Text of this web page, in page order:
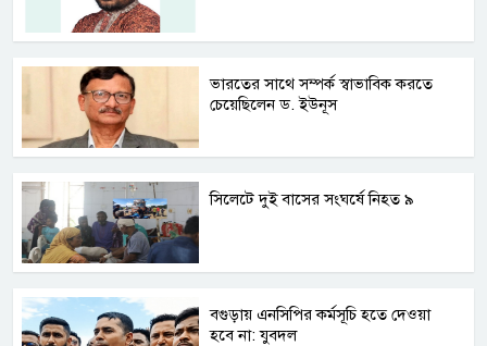
ভারতের সাথে সম্পর্ক স্বাভাবিক করতে
চেয়েছিলেন ড. ইউনূস
সিলেটে দুই বাসের সংঘর্ষে নিহত ৯
বগুড়ায় এনসিপির কর্মসূচি হতে দেওয়া
হবে না: যুবদল